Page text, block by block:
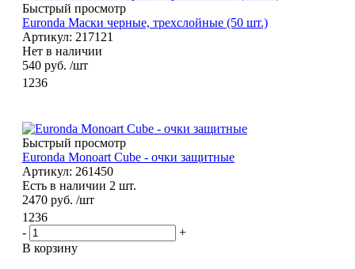
Быстрый просмотр
Euronda Маски черные, трехслойные (50 шт.)
Артикул: 217121
Нет в наличии
540 руб. /шт
1236
Быстрый просмотр
Euronda Monoart Cube - очки защитные
Артикул: 261450
Есть в наличии 2 шт.
2470 руб. /шт
1236
-
+
В корзину